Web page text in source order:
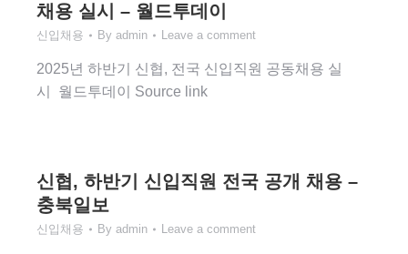
채용 실시 – 월드투데이
신입채용 By admin Leave a comment
2025년 하반기 신협, 전국 신입직원 공동채용 실
시 월드투데이 Source link
신협, 하반기 신입직원 전국 공개 채용 –
충북일보
신입채용 By admin Leave a comment